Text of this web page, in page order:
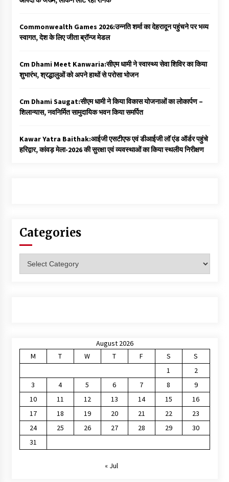
Commonwealth Games 2026:उन्नति शर्मा का देहरादून पहुंचने पर भव्य
स्वागत, देश के लिए जीता ब्रॉन्ज मेडल
Cm Dhami Meet Kanwaria:सीएम धामी ने स्वास्थ्य सेवा शिविर का किया
शुभारंभ, श्रद्धालुओं को अपने हाथों से परोसा भोजन
Cm Dhami Saugat:सीएम धामी ने किया विकास योजनाओं का लोकार्पण –
शिलान्यास, नवनिर्मित सामुदायिक भवन किया समर्पित
Kawar Yatra Baithak:आईजी एसटीएफ एवं डीआईजी लॉ एंड ऑर्डर पहुंचे
हरिद्वार, कांवड़ मेला-2026 की सुरक्षा एवं व्यवस्थाओं का किया स्थलीय निरीक्षण
Categories
August 2026
M
T W T F S
S
1
2
3
4 5 6 7 8
9
10
11 12 13 14 15
16
17
18 19 20 21 22
23
24
25 26 27 28 29
30
31
« Jul